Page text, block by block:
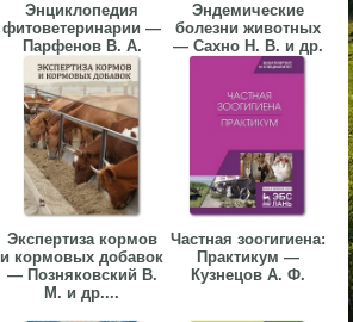
Энциклопедия
фитоветеринарии —
Парфенов В. А.
Эндемические
болезни животных
— Сахно Н. В. и др.
Экспертиза кормов
и кормовых добавок
— Позняковский В.
М. и др....
Частная зоогигиена:
Практикум —
Кузнецов А. Ф.